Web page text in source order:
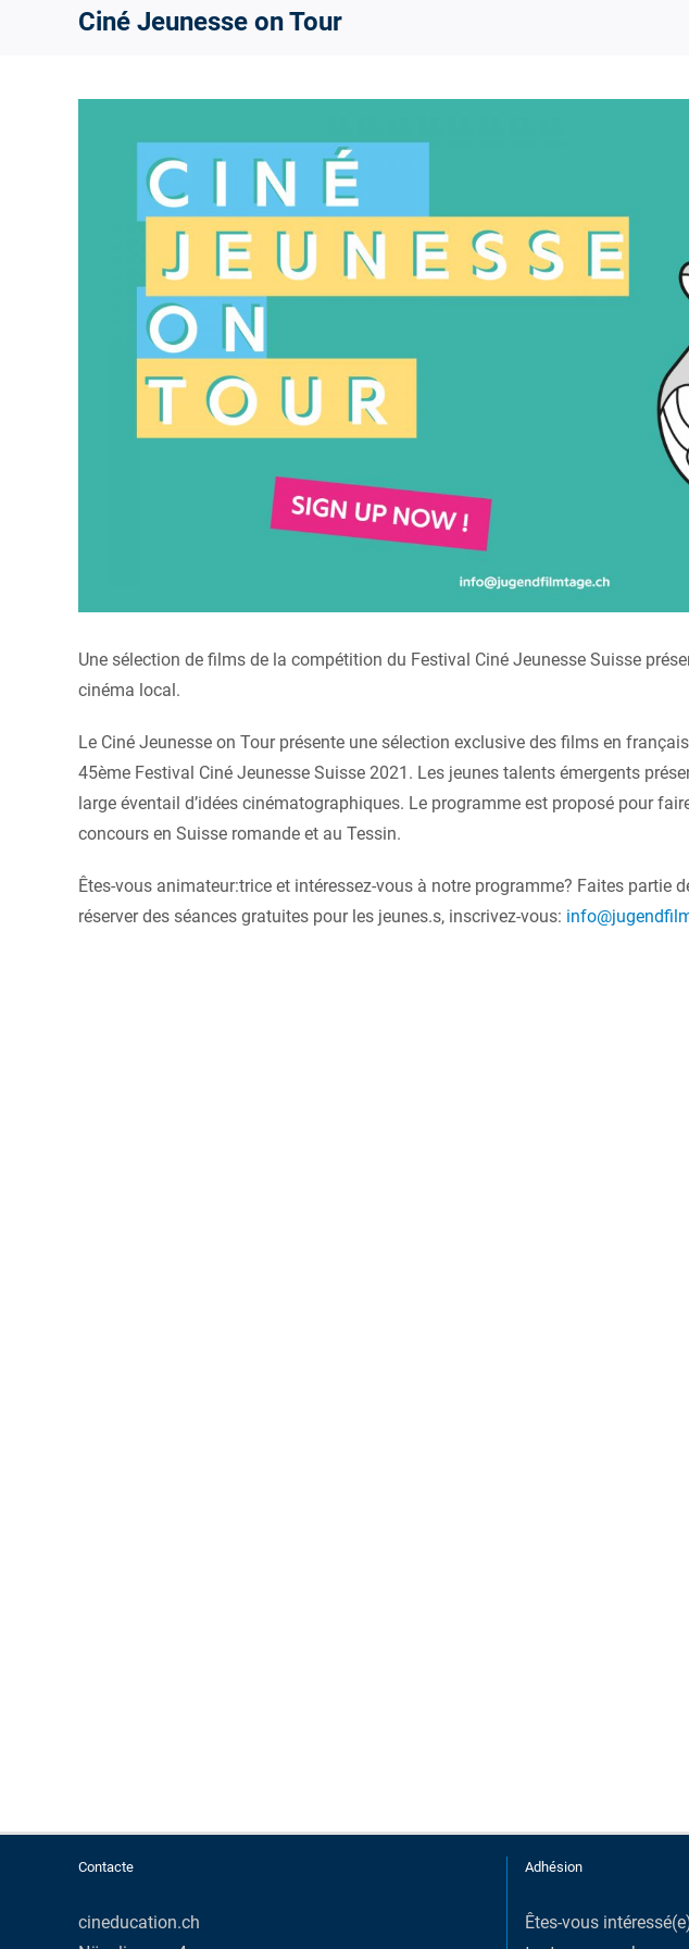
Ciné Jeunesse on Tour
Une sélection de films de la compétition du Festival Ciné Jeunesse Suisse
cinéma local.
Le Ciné Jeunesse on Tour présente une sélection exclusive des films en
45ème Festival Ciné Jeunesse Suisse 2021 . Les jeunes talents émergents
large éventail d’idées cinématographiques. Le programme est proposé pour
concours en Suisse romande et au Tessin.
Êtes-vous animateur:trice et intéressez-vous à notre programme? Faites partie
réserver des séances gratuites pour les jeunes.s, inscrivez-vous:
Contacte
cineducation.ch
Adhésion
Êtes-vous